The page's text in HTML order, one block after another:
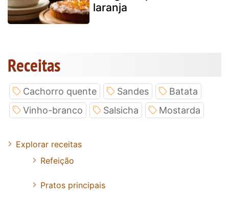
laranja
Receitas
Cachorro quente Sandes
Batata
Vinho-branco
Salsicha Mostarda
Explorar receitas
Refeição
Pratos principais